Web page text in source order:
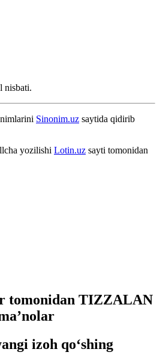
nisbati.
Sinonim.uz saytida qidirib
yozilishi Lotin.uz sayti tomonidan
tomonidan TIZZALAN
izoh qo‘shing